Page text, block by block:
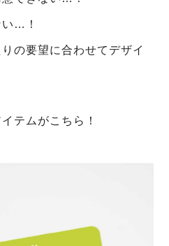
…！
の要望に合わせてデザイ
テムがこちら！